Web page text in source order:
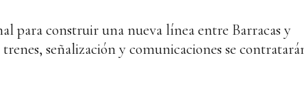
para construir una nueva línea entre Barracas y
señalización y comunicaciones se